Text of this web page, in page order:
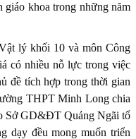
khoa trong những năm
lý khối 10 và môn Công
có nhiều nỗ lực trong việc
đề tích hợp trong thời gian
THPT Minh Long chia
Sở GD&ĐT Quảng Ngãi tổ
dạy đều mong muốn triển